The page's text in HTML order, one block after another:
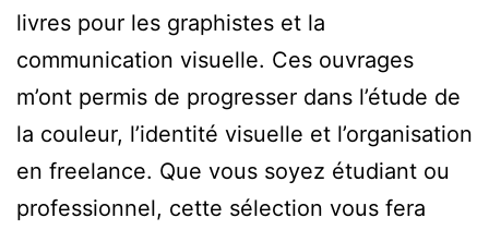
livres pour les graphistes et la
communication visuelle. Ces ouvrages
m’ont permis de progresser dans l’étude de
la couleur, l’identité visuelle et l’organisation
en freelance. Que vous soyez étudiant ou
professionnel, cette sélection vous fera